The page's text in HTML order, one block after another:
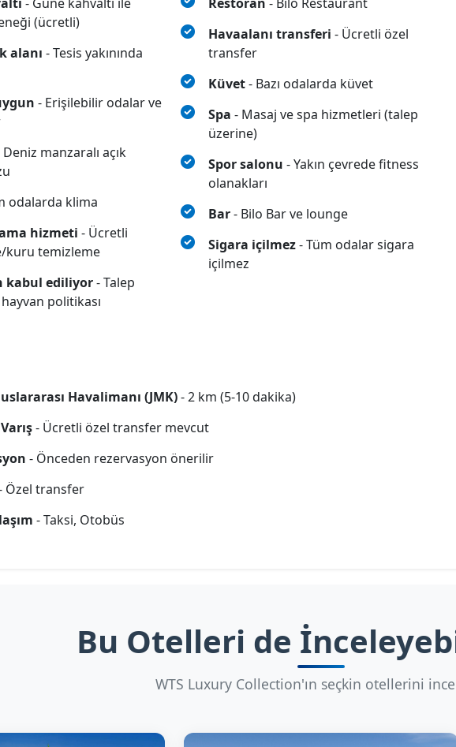
- Güne kahvaltı ile
(ücretli)
alanı - Tesis yakınında
- Erişilebilir odalar ve
Deniz manzaralı açık
odalarda klima
hizmeti - Ücretli
kuru temizleme
kabul ediliyor - Talep
politikası
Restoran - Bilo Restaurant
Havaalanı transferi - Ücretli özel
transfer
Küvet- Bazı odalarda küvet
Spa - Masaj ve spa hizmetleri (talep
üzerine)
Spor salonu - Yakın çevrede fitness
olanakları
Bar - Bilo Bar ve lounge
Sigara içilmez- Tüm odalar sigara
içilmez
Havalimanı (JMK)- 2 km (5-10 dakika)
- Ücretli özel transfer mevcut
- Önceden rezervasyon önerilir
Özel transfer
- Taksi, Otobüs
Bu Otelleri de
WTS Luxury Collection'ın seçkin otellerini